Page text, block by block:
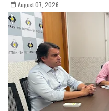
August 07, 2026